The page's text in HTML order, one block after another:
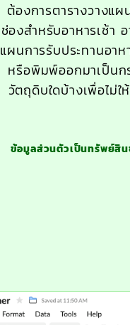
ต้องการตารางวางแ
ช่องสำหรับอาหารเช้า
แผนการรับประทานอา
หรือพิมพ์ออกมาเป็นก
วัตถุดิบใดบ้างเพื่อไม่
ข้อมูลส่วนตัวเป็นทรัพย์สิ